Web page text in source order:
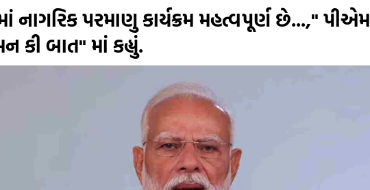
નાગરિક પરમાણુ કાર્યક્રમ મહત્વપૂર્ણ છે...," પીએમ
કી બાત" માં કહ્યું.